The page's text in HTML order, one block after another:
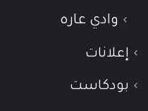
وادي عاره
إعلانات
بودكاست